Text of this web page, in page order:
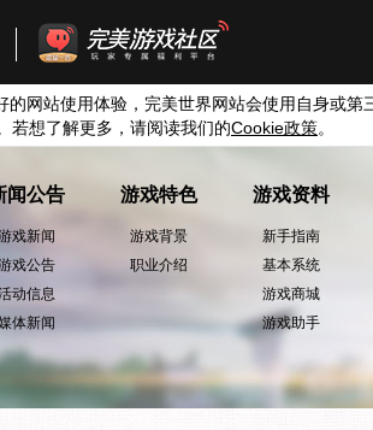
的网站使用体验，完美世界网站会使用自身或第
若想了解更多，请阅读我们的Cookie政策。
闻公告
戏新闻
戏公告
动信息
体新闻
游戏特色
游戏背景
职业介绍
游戏资料
新手指南
基本系统
游戏商城
游戏助手